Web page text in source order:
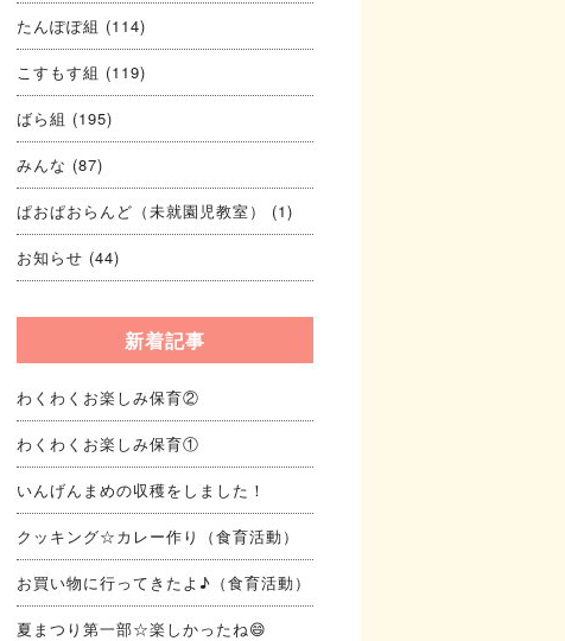
たんぽぽ組 (114)
こすもす組 (119)
ばら組 (195)
みんな (87)
ぱおぱおらんど（未就園児教室） (1)
お知らせ (44)
新着記事
わくわくお楽しみ保育②
わくわくお楽しみ保育①
いんげんまめの収穫をしました！
クッキング☆カレー作り（食育活動）
お買い物に行ってきたよ♪（食育活動）
夏まつり第一部☆楽しかったね😄